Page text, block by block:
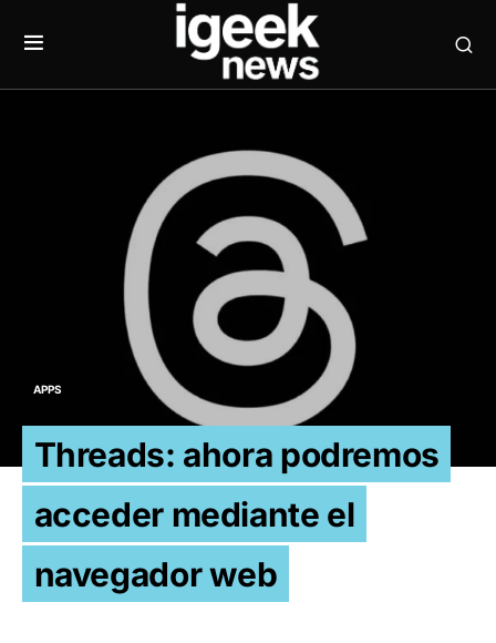
APPS
Threads: ahora podremos
acceder mediante el
navegador web